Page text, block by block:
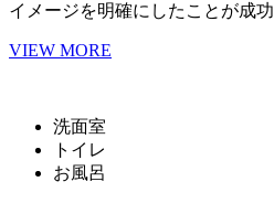
イメージを明確にしたことが成
VIEW MORE
洗面室
トイレ
お風呂